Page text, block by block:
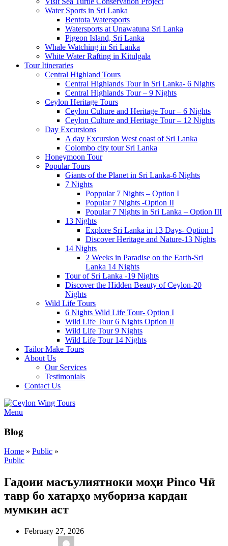
Water Sports in Sri Lanka
Bentota Watersports
Watersports at Unawatuna Sri Lanka
Pigeon Island, Sri Lanka
Whale Watching in Sri Lanka
White Water Rafting in Kitulgala
Tour Itineraries
Central Highland Tours
Central Highlands Tour in Sri Lanka- 6 Nights
Central Highlands Tour – 9 Nights
Ceylon Heritage Tours
Ceylon Culture and Heritage Tour – 6 Nights
Ceylon Culture and Heritage Tour – 12 Nights
Day Excursions
A day Excursion West coast of Sri Lanka
Colombo city tour Sri Lanka
Honeymoon Tour
Popular Tours
Giants of the Planet in Sri Lanka-6 Nights
7 Nights
Poppular 7 Nights – Option I
Popular 7 Nights -Option II
Popular 7 Nights in Sri Lanka – Option III
13 Nights
Explore Sri Lanka in 13 Days- Option I
Discover Heritage and Nature-13 Nights
14 Nights
2 Weeks in Paradise on the Earth-Sri
Lanka 14 Nights
Tour of Sri Lanka -19 Nights
Discover the Hidden Beauty of Ceylon-20
Nights
Wild Life Tours
6 Nights Wild Life Tour- Option I
Wild Life Tour 6 Nights Option II
Wild Life Tour 9 Nights
Wild Life Tour 14 Nights
Tailor Make Tours
About Us
Our Services
Testimonials
Contact Us
Menu
Blog
Home » Public »
Public
Гадоии масъулиятноки моҳи Pinco Чӣ
тавр бо хатарҳо мубориза кардан
мумкин аст
February 27, 2026